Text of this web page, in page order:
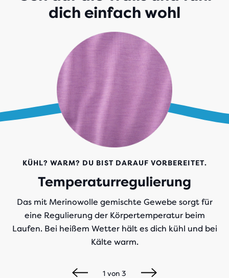
dich einfach wohl
KÜHL? WARM? DU BIST DARAUF VORBEREITET.
Temperaturregulierung
Das mit Merinowolle gemischte Gewebe sorgt für
eine Regulierung der Körpertemperatur beim
Laufen. Bei heißem Wetter hält es dich kühl und bei
Kälte warm.
1 von 3